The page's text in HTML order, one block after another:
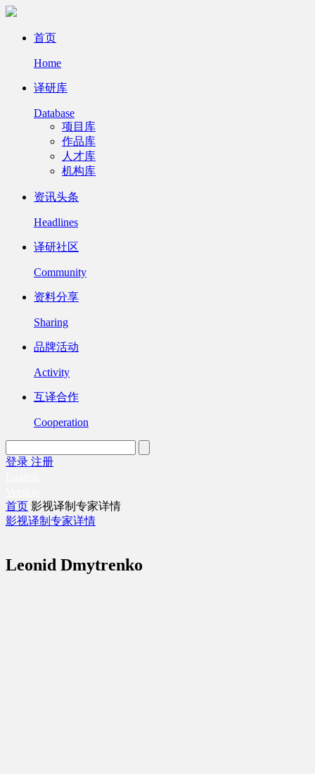
首页
Home
译研库
Database
项目库
作品库
人才库
机构库
资讯头条
Headlines
译研社区
Community
资料分享
Sharing
品牌活动
Activity
互译合作
Cooperation
登录 注册
首页 影视译制专家详情
影视译制专家详情
Leonid Dmytrenko